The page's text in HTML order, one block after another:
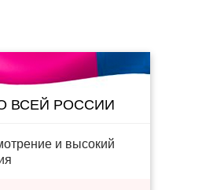
ВСЕЙ РОССИИ
и высокий